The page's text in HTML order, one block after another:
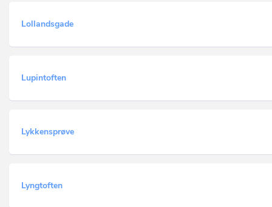
Lollandsgade
Lupintoften
Lykkensprøve
Lyngtoften